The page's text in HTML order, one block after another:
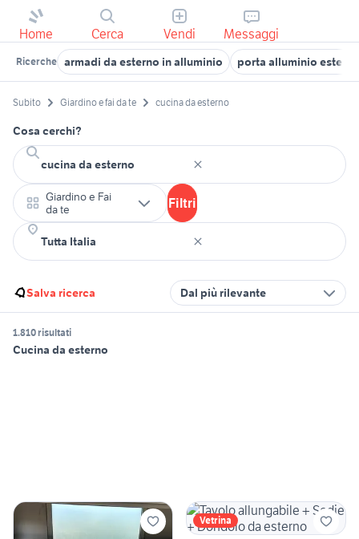
Home Cerca Vendi Messaggi
Ricerche armadi da esterno in alluminio porta alluminio esterno
Subito Giardino e fai da te cucina da esterno
Cosa cerchi?
Giardino e Fai
da te
Filtri
Salva ricerca Dal più rilevante
1.810 risultati
Cucina da esterno
Vetrina